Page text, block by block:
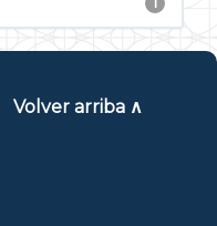
Volver arriba ∧